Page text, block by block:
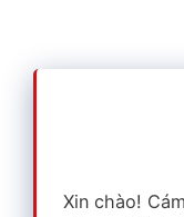
Xin chào!